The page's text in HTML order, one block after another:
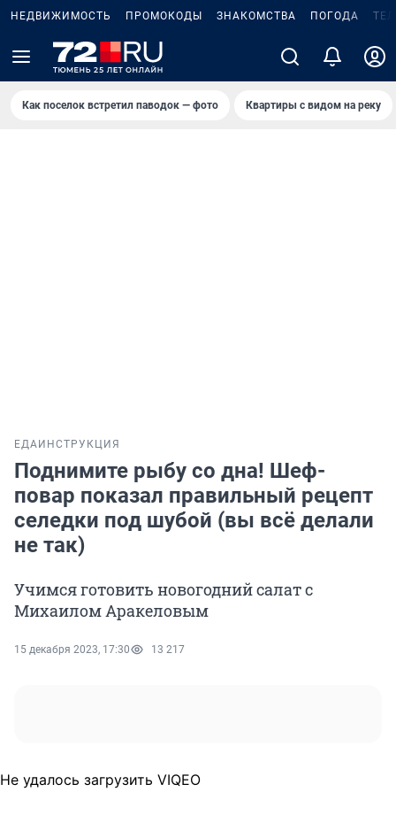
НЕДВИЖИМОСТЬ ПРОМОКОДЫ ЗНАКОМСТВА ПОГОДА
Как поселок встретил паводок — фото Квартиры с видом на реку
ЕДА ИНСТРУКЦИЯ
Поднимите рыбу со дна! Шеф-
повар показал правильный рецепт
селедки под шубой (вы всё делали
не так)
Учимся готовить новогодний салат с
Михаилом Аракеловым
15 декабря 2023, 17:30 13 217
Не удалось загрузить VIQEO